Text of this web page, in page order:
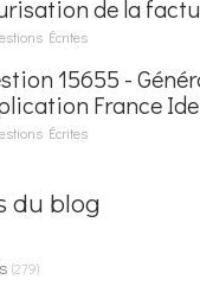
de la
Écrites
15655 -
France
du
Écrites
du blog
(279)